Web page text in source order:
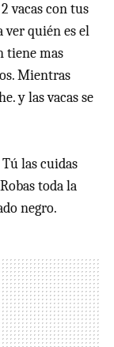
vacas con tus
ver quién es el
tiene mas
Mientras
y las vacas se
Tú las cuidas
toda la
negro.